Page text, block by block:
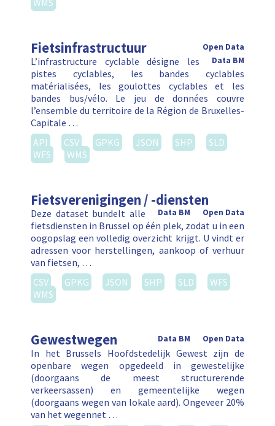
WMS
Fietsinfrastructuur
Open Data
Data BM
L’infrastructure cyclable désigne les
pistes cyclables, les bandes cyclables
matérialisées, les goulottes cyclables et les
bandes bus/vélo. Le jeu de données couvre
l’ensemble du territoire de la Région de Bruxelles-
Capitale …
API
CSV GPKG JSON SHP
SLD
WFS
WMS
Fietsverenigingen / -diensten
Open Data
Data BM
Deze dataset bundelt alle
fietsdiensten in Brussel op één plek, zodat u in een
oogopslag een volledig overzicht krijgt. U vindt er
adressen voor herstellingen, aankoop of verhuur
van fietsen, …
CSV
GPKG JSON SHP SLD
WFS
WMS
Gewestwegen Open Data
Data BM
In het Brussels Hoofdstedelijk Gewest zijn de
openbare wegen opgedeeld in gewestelijke
(doorgaans de meest structurerende
verkeersassen) en gemeentelijke wegen
(doorgaans wegen van lokale aard). Ongeveer 20%
van het wegennet …